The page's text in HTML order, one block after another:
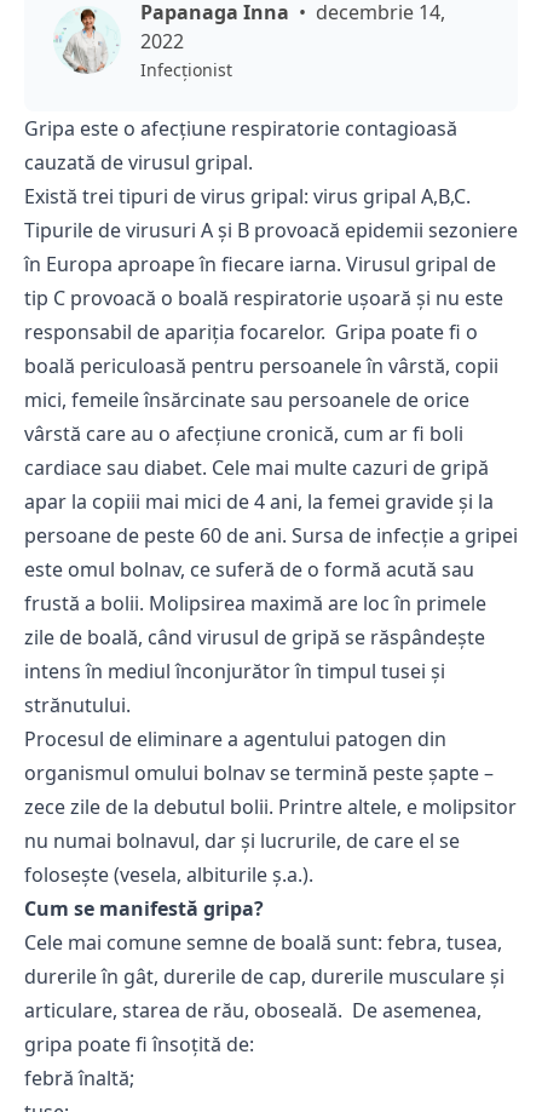
Papanaga Inna
decembrie 14,
2022
Infecţionist
Gripa este o afecţiune respiratorie contagioasă
cauzată de virusul gripal.
Există trei tipuri de virus gripal: virus gripal A,B,C.
Tipurile de virusuri A și B provoacă epidemii sezoniere
în Europa aproape în fiecare iarna. Virusul gripal de
tip C provoacă o boală respiratorie ușoară și nu este
responsabil de apariția focarelor. Gripa poate fi o
boală periculoasă pentru persoanele în vârstă, copii
mici, femeile însărcinate sau persoanele de orice
vârstă care au o afecţiune cronică, cum ar fi boli
cardiace sau diabet. Cele mai multe cazuri de gripă
apar la copiii mai mici de 4 ani, la femei gravide și la
persoane de peste 60 de ani. Sursa de infecţie a gripei
este omul bolnav, ce suferă de o formă acută sau
frustă a bolii. Molipsirea maximă are loc în primele
zile de boală, când virusul de gripă se răspândește
intens în mediul înconjurător în timpul tusei şi
strănutului.
Procesul de eliminare a agentului patogen din
organismul omului bolnav se termină peste şapte –
zece zile de la debutul bolii. Printre altele, e molipsitor
nu numai bolnavul, dar şi lucrurile, de care el se
foloseşte (vesela, albiturile ş.a.).
Cum se manifestă gripa?
Cele mai comune semne de boală sunt: febra, tusea,
durerile în gât, durerile de cap, durerile musculare şi
articulare, starea de rău, oboseală. De asemenea,
gripa poate fi însoţită de:
febră înaltă;